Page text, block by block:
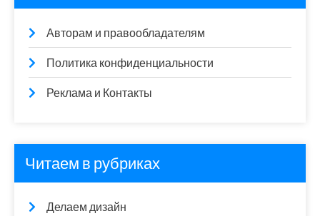
Авторам и правообладателям
Политика конфиденциальности
Реклама и Контакты
Читаем в рубриках
Делаем дизайн